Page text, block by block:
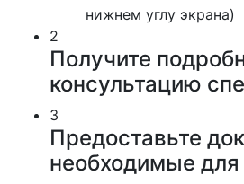
нижнем углу экрана)
2
Получите
консультацию
3
Предоставьте
необходимые для